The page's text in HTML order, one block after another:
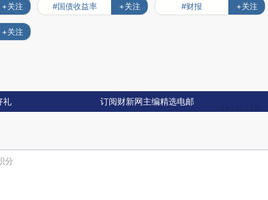
+关注 #国债收益率 +关注 #财报 +关注
+关注
礼 订阅财新网主编精选电邮
分